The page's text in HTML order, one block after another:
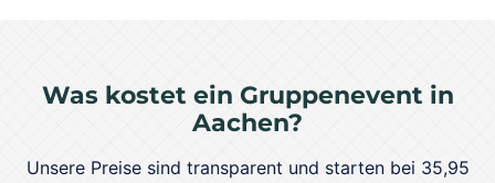
Was kostet ein Gruppenevent in
Aachen?
Unsere Preise sind transparent und starten bei 35,95